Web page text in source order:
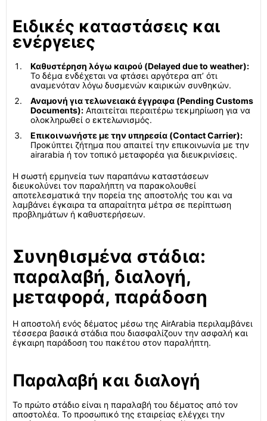
Ειδικές καταστάσεις και
ενέργειες
Καθυστέρηση λόγω καιρού (Delayed due to weather):
Το δέμα ενδέχεται να φτάσει αργότερα απ’ ότι
αναμενόταν λόγω δυσμενών καιρικών συνθηκών.
Αναμονή για τελωνειακά έγγραφα (Pending Customs
Documents): Απαιτείται περαιτέρω τεκμηρίωση για να
ολοκληρωθεί ο εκτελωνισμός.
Επικοινωνήστε με την υπηρεσία (Contact Carrier):
Προκύπτει ζήτημα που απαιτεί την επικοινωνία με την
airarabia ή τον τοπικό μεταφορέα για διευκρινίσεις.
Η σωστή ερμηνεία των παραπάνω καταστάσεων
διευκολύνει τον παραλήπτη να παρακολουθεί
αποτελεσματικά την πορεία της αποστολής του και να
λαμβάνει έγκαιρα τα απαραίτητα μέτρα σε περίπτωση
προβλημάτων ή καθυστερήσεων.
Συνηθισμένα στάδια:
παραλαβή, διαλογή,
μεταφορά, παράδοση
Η αποστολή ενός δέματος μέσω της AirArabia περιλαμβάνει
τέσσερα βασικά στάδια που διασφαλίζουν την ασφαλή και
έγκαιρη παράδοση του πακέτου στον παραλήπτη.
Παραλαβή και διαλογή
Το πρώτο στάδιο είναι η παραλαβή του δέματος από τον
αποστολέα. Το προσωπικό της εταιρείας ελέγχει την